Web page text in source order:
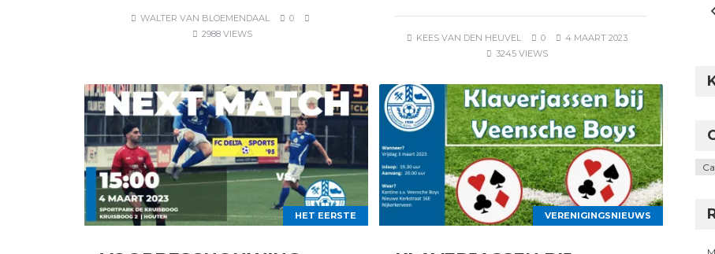
WALTER VAN BLOEMENDAAL
0
2988 VIEWS
KEES VAN DEN HEUVEL 0
4 MAART 2023
3245 VIEWS
HET EERSTE VERENIGINGSNIEUWS